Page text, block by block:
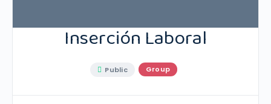
Inserción Laboral
Public Group